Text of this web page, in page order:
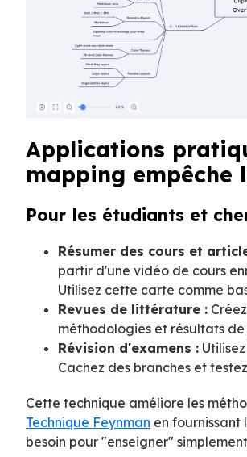
Applications
mapping empêche
Pour les étudiants et
Résumer des cours et
partir d'une vidéo de cours
Utilisez cette carte comme
Revues de littérature :
méthodologies et résultats
Révision d'examens :
Cachez des branches et
Cette technique améliore les
Technique Feynman en fournissant
besoin pour "enseigner"